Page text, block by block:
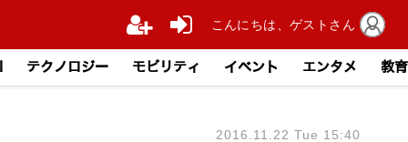
テクノロジー モビリティ イベント エンタメ 教育
2016.11.22 Tue 15:40
こんにちは、ゲストさん